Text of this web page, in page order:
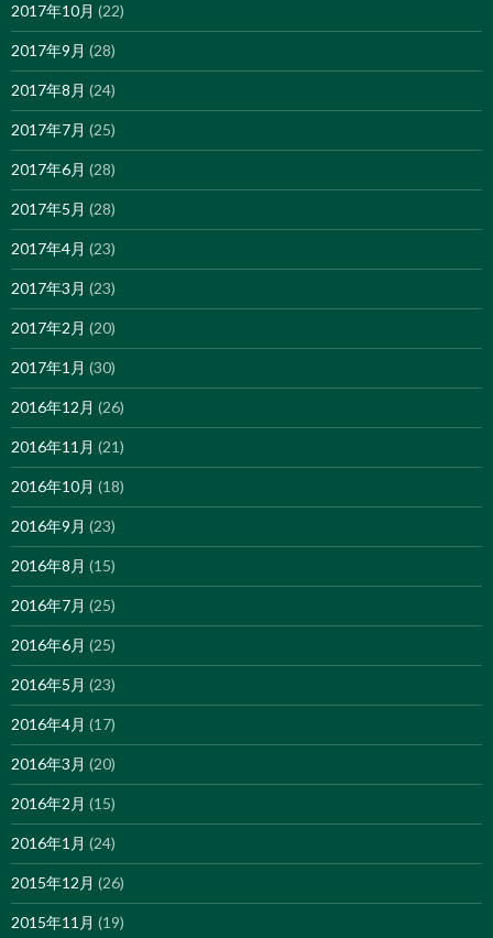
2017年10月 (22)
2017年9月 (28)
2017年8月 (24)
2017年7月 (25)
2017年6月 (28)
2017年5月 (28)
2017年4月 (23)
2017年3月 (23)
2017年2月 (20)
2017年1月 (30)
2016年12月 (26)
2016年11月 (21)
2016年10月 (18)
2016年9月 (23)
2016年8月 (15)
2016年7月 (25)
2016年6月 (25)
2016年5月 (23)
2016年4月 (17)
2016年3月 (20)
2016年2月 (15)
2016年1月 (24)
2015年12月 (26)
2015年11月 (19)